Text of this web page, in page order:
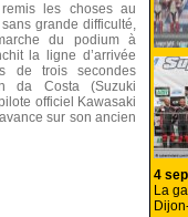
les choses au
grande difficulté,
du podium à
la ligne d’arrivée
de trois secondes
da Costa (Suzuki
officiel Kawasaki
sur son ancien
4
La